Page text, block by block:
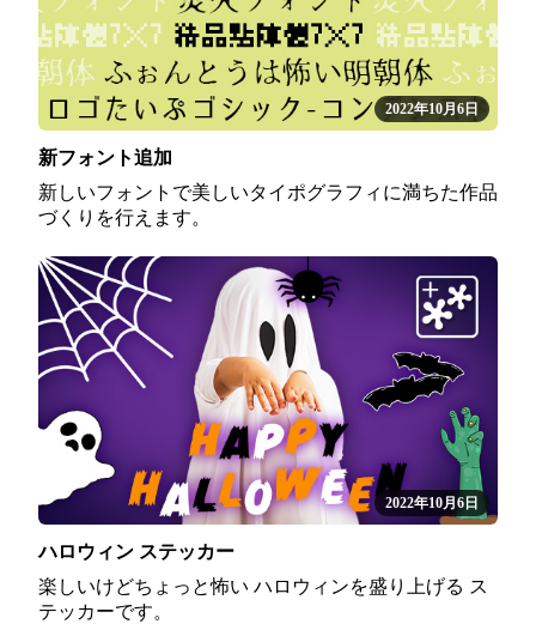
2022年10月6日
新フォント追加
新しいフォントで美しいタイポグラフィに満ちた作品
づくりを行えます。
2022年10月6日
ハロウィン ステッカー
楽しいけどちょっと怖い ハロウィンを盛り上げる ス
テッカーです。